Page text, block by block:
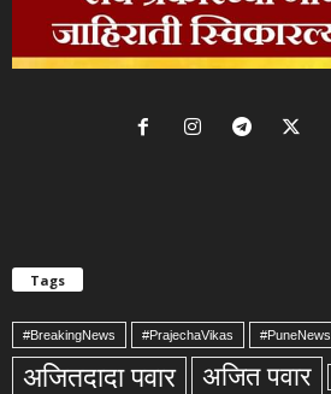
Tags
#BreakingNews #PrajechaVikas #PuneNews
अजितदादा पवार अजित पवार